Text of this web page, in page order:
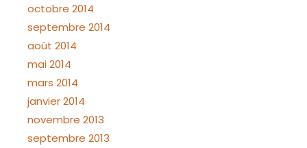
octobre 2014
septembre 2014
août 2014
mai 2014
mars 2014
janvier 2014
novembre 2013
septembre 2013